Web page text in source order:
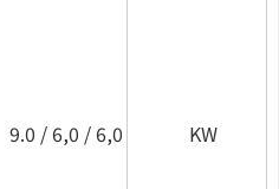
9.0 / 6,0 / 6,0 KW